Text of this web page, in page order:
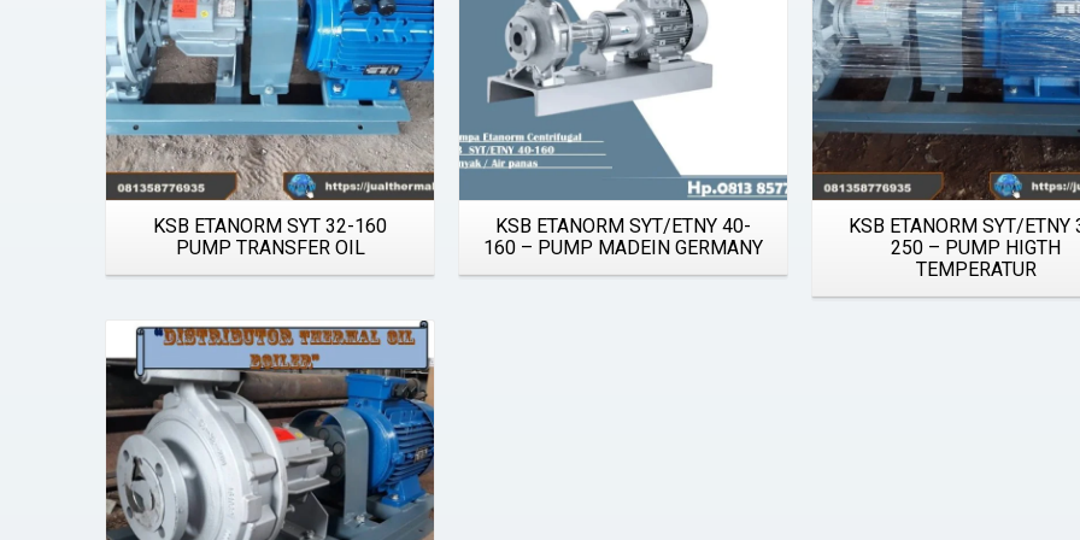
KSB ETANORM SYT 32-160
PUMP TRANSFER OIL
KSB ETANORM SYT/ETNY 40-
160 – PUMP MADEIN GERMANY
KSB ETANORM SYT/ETNY
250 – PUMP HIGTH
TEMPERATUR
Details